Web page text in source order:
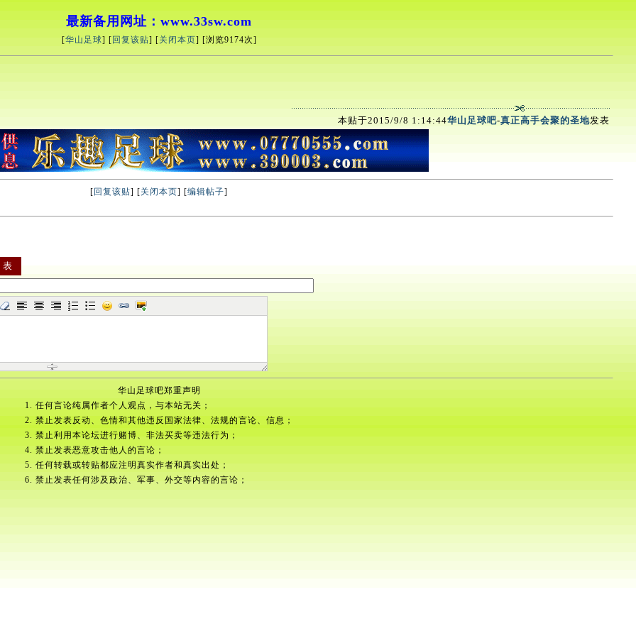
最新备用网址：www.33sw.com
[华山足球] [ 回复该贴] [关闭本页] [浏览9174次]
本贴于2015/9/8 1:14:44华山足球吧-真正高手会聚的圣地发表
[ 回复该贴] [关闭本页] [编辑帖子]
华山足球吧郑重声明
1. 任何言论纯属作者个人观点，与本站无关；
2. 禁止发表反动、色情和其他违反国家法律、法规的言论、信息；
3. 禁止利用本论坛进行赌博、非法买卖等违法行为；
4. 禁止发表恶意攻击他人的言论；
5. 任何转载或转贴都应注明真实作者和真实出处；
6. 禁止发表任何涉及政治、军事、外交等内容的言论；